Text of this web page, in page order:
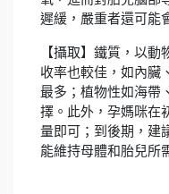
遲緩，嚴重者還可能
【攝取】鐵質，以
收率也較佳，如內臟
最多；植物性如海帶
擇。此外，孕媽咪在
量即可；到後期，建
能維持母體和胎兒所